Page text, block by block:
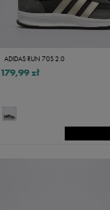
ADIDAS RUN 70S 2.0
179,99 zł